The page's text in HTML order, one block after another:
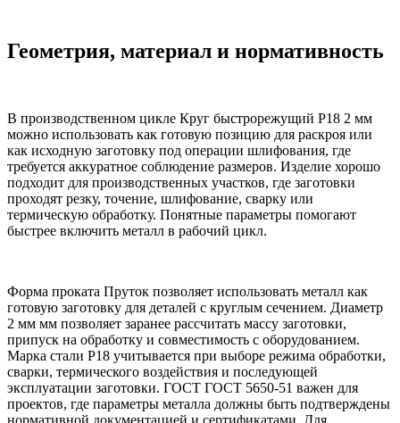
Геометрия, материал и нормативность
В производственном цикле Круг быстрорежущий Р18 2 мм
можно использовать как готовую позицию для раскроя или
как исходную заготовку под операции шлифования, где
требуется аккуратное соблюдение размеров. Изделие хорошо
подходит для производственных участков, где заготовки
проходят резку, точение, шлифование, сварку или
термическую обработку. Понятные параметры помогают
быстрее включить металл в рабочий цикл.
Форма проката Пруток позволяет использовать металл как
готовую заготовку для деталей с круглым сечением. Диаметр
2 мм мм позволяет заранее рассчитать массу заготовки,
припуск на обработку и совместимость с оборудованием.
Марка стали Р18 учитывается при выборе режима обработки,
сварки, термического воздействия и последующей
эксплуатации заготовки. ГОСТ ГОСТ 5650-51 важен для
проектов, где параметры металла должны быть подтверждены